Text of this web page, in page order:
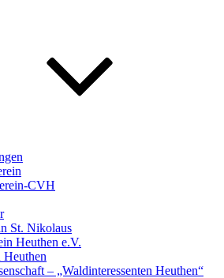
CVH
St. Nikolaus
Heuthen e.V.
Heuthen
– „Waldinteressenten Heuthen“